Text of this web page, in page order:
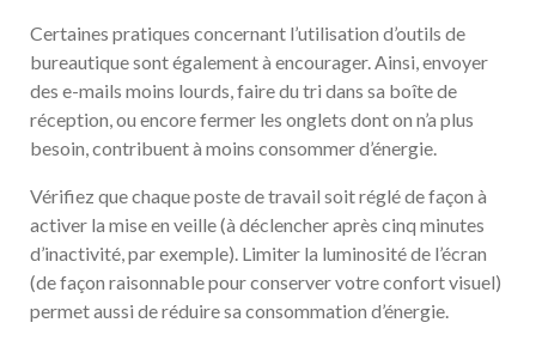
Certaines pratiques concernant l’utilisation d’outils de
bureautique sont également à encourager. Ainsi, envoyer
des e-mails moins lourds, faire du tri dans sa boîte de
réception, ou encore fermer les onglets dont on n’a plus
besoin, contribuent à moins consommer d’énergie.
Vérifiez que chaque poste de travail soit réglé de façon à
activer la mise en veille (à déclencher après cinq minutes
d’inactivité, par exemple). Limiter la luminosité de l’écran
(de façon raisonnable pour conserver votre confort visuel)
permet aussi de réduire sa consommation d’énergie.